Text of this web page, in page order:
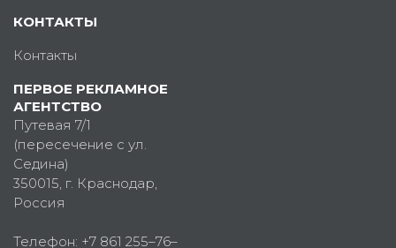
КОНТАКТЫ
Контакты
ПЕРВОЕ РЕКЛАМНОЕ
АГЕНТСТВО
Путевая 7/1
(пересечение с ул.
Седина)
350015, г. Краснодар,
Россия
Телефон: +7 861 255–76–